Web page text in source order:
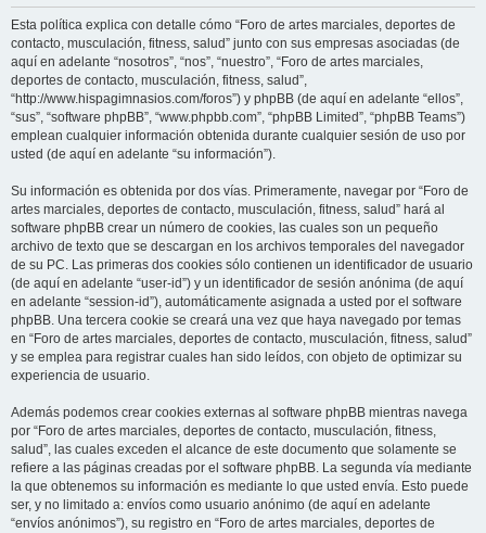
c
Esta política explica con detalle cómo “Foro de artes marciales, deportes de
contacto, musculación, fitness, salud” junto con sus empresas asociadas (de
aquí en adelante “nosotros”, “nos”, “nuestro”, “Foro de artes marciales,
deportes de contacto, musculación, fitness, salud”,
“http://www.hispagimnasios.com/foros”) y phpBB (de aquí en adelante “ellos”,
“sus”, “software phpBB”, “www.phpbb.com”, “phpBB Limited”, “phpBB Teams”)
emplean cualquier información obtenida durante cualquier sesión de uso por
usted (de aquí en adelante “su información”).
Su información es obtenida por dos vías. Primeramente, navegar por “Foro de
artes marciales, deportes de contacto, musculación, fitness, salud” hará al
software phpBB crear un número de cookies, las cuales son un pequeño
archivo de texto que se descargan en los archivos temporales del navegador
de su PC. Las primeras dos cookies sólo contienen un identificador de usuario
(de aquí en adelante “user-id”) y un identificador de sesión anónima (de aquí
en adelante “session-id”), automáticamente asignada a usted por el software
phpBB. Una tercera cookie se creará una vez que haya navegado por temas
en “Foro de artes marciales, deportes de contacto, musculación, fitness, salud”
y se emplea para registrar cuales han sido leídos, con objeto de optimizar su
experiencia de usuario.
Además podemos crear cookies externas al software phpBB mientras navega
por “Foro de artes marciales, deportes de contacto, musculación, fitness,
salud”, las cuales exceden el alcance de este documento que solamente se
refiere a las páginas creadas por el software phpBB. La segunda vía mediante
la que obtenemos su información es mediante lo que usted envía. Esto puede
ser, y no limitado a: envíos como usuario anónimo (de aquí en adelante
“envíos anónimos”), su registro en “Foro de artes marciales, deportes de